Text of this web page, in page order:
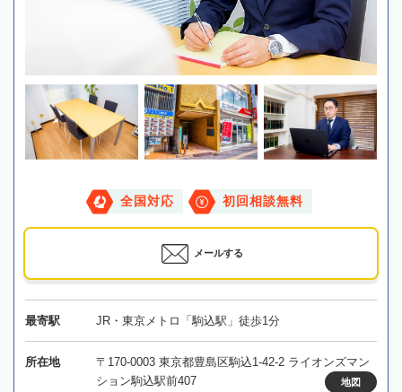
全国対応 初回相談無料
メールする
最寄駅 JR・東京メトロ「駒込駅」徒歩1分
所在地
〒170-0003 東京都豊島区駒込1-42-2 ライオンズマン
ション駒込駅前407
地図